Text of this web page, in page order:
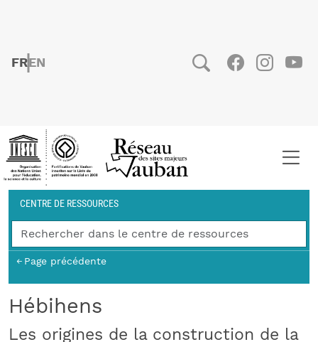
FRENCH
ENGLISH
Social
Fil d'Ariane
CENTRE DE RESSOURCES
Page précédente
Hébihens
Les origines de la construction de la